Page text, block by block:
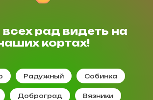
рад видеть на
кортах!
Радужный Собинка
Доброград Вязники